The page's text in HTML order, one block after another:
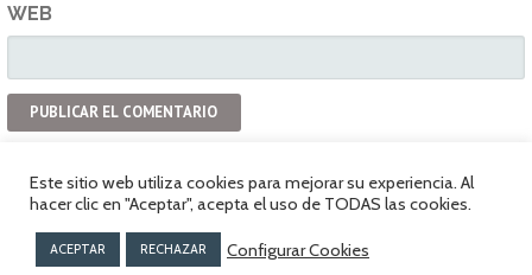
WEB
Política de privacidad
www.vespaclubvitoria.com
Este sitio web utiliza cookies para mejorar su experiencia. Al
hacer clic en "Aceptar", acepta el uso de TODAS las cookies.
ACEPTAR RECHAZAR Configurar Cookies